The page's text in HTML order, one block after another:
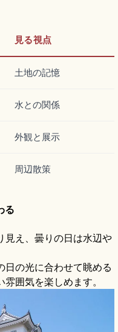
見る視点
土地の記憶
水との関係
外観と展示
周辺散策
る
見え、曇りの日は水辺や
日の光に合わせて眺める
囲気を楽しめます。